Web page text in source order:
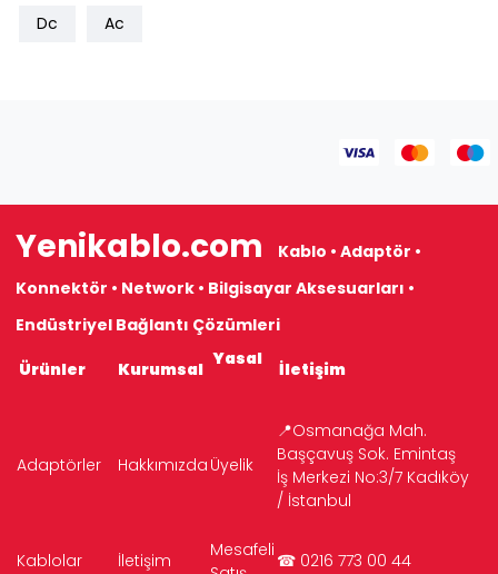
Dc Ac
Yenikablo.com
Kablo • Adaptör •
Konnektör • Network • Bilgisayar Aksesuarları •
Endüstriyel Bağlantı Çözümleri
Ürünler
Kurumsal Yasal İletişim
Adaptörler Hakkımızda Üyelik
📍Osmanağa Mah.
Başçavuş Sok. Emintaş
İş Merkezi No:3/7 Kadıköy
/ İstanbul
Kablolar İletişim
Mesafeli ☎ 0216 773 00 44